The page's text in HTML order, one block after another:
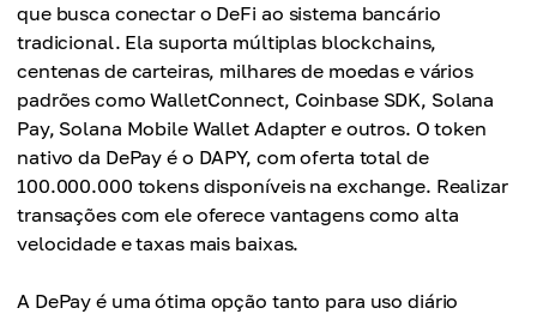
que busca conectar o DeFi ao sistema bancário
tradicional. Ela suporta múltiplas blockchains,
centenas de carteiras, milhares de moedas e vários
padrões como WalletConnect, Coinbase SDK, Solana
Pay, Solana Mobile Wallet Adapter e outros. O token
nativo da DePay é o DAPY, com oferta total de
100.000.000 tokens disponíveis na exchange. Realizar
transações com ele oferece vantagens como alta
velocidade e taxas mais baixas.
A DePay é uma ótima opção tanto para uso diário